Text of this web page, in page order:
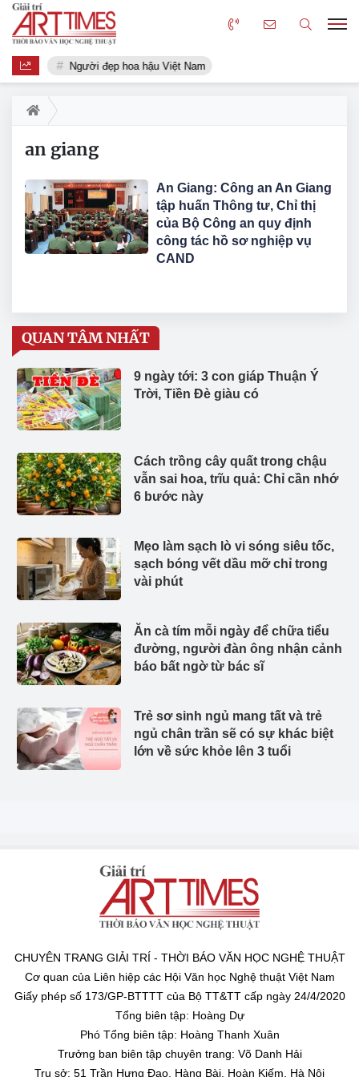
Người đẹp hoa hậu Việt Nam
an giang
An Giang: Công an An Giang
tập huấn Thông tư, Chỉ thị
của Bộ Công an quy định
công tác hồ sơ nghiệp vụ
CAND
QUAN TÂM NHẤT
9 ngày tới: 3 con giáp Thuận Ý
Trời, Tiền Đè giàu có
Cách trồng cây quất trong chậu
vẫn sai hoa, trĩu quả: Chỉ cần nhớ
6 bước này
Mẹo làm sạch lò vi sóng siêu tốc,
sạch bóng vết dầu mỡ chỉ trong
vài phút
Ăn cà tím mỗi ngày để chữa tiểu
đường, người đàn ông nhận cảnh
báo bất ngờ từ bác sĩ
Trẻ sơ sinh ngủ mang tất và trẻ
ngủ chân trần sẽ có sự khác biệt
lớn về sức khỏe lên 3 tuổi
CHUYÊN TRANG GIẢI TRÍ - THỜI BÁO VĂN HỌC NGHỆ THUẬT
Cơ quan của Liên hiệp các Hội Văn học Nghệ thuật Việt Nam
Giấy phép số 173/GP-BTTTT của Bộ TT&TT cấp ngày 24/4/2020
Tổng biên tập: Hoàng Dự
Phó Tổng biên tập: Hoàng Thanh Xuân
Trưởng ban biên tập chuyên trang: Võ Danh Hải
Trụ sở: 51 Trần Hưng Đạo, Hàng Bài, Hoàn Kiếm, Hà Nội